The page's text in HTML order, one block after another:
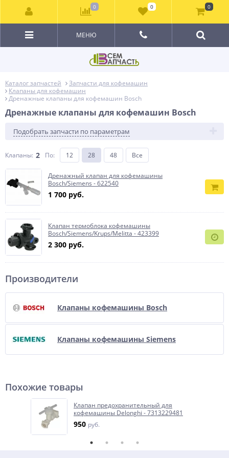
МЕНЮ
Каталог запчастей
Запчасти для кофемашин
Клапаны для кофемашин
Дренажные клапаны для кофемашин Bosch
Дренажные клапаны для кофемашин Bosch
Подобрать запчасти по параметрам
Клапаны: 2 По: 12 28 48 Все
Дренажный клапан для кофемашины
Bosch/Siemens - 622540
1 700 руб.
Клапан термоблока кофемашины
Bosch/Siemens/Krups/Melitta - 423399
2 300 руб.
Производители
Клапаны кофемашины Bosch
Клапаны кофемашины Siemens
Похожие товары
Клапан предохранительный для
кофемашины Delonghi - 7313229481
950 руб.
0 0 0